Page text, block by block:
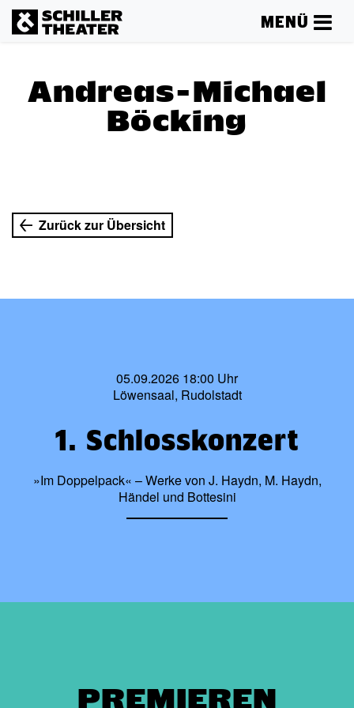
MENÜ
Andreas-Michael
Böcking
Zurück zur Übersicht
05.09.2026 18:00 Uhr
Löwensaal, Rudolstadt
1. Schlosskonzert
»Im Doppelpack« – Werke von J. Haydn, M. Haydn,
Händel und Bottesini
PREMIEREN